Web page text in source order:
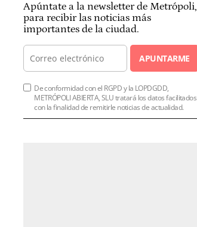
Apúntate a la newsletter de Metrópoli,
para recibir las noticias más
importantes de la ciudad.
APUNTARME
De conformidad con el RGPD y la LOPDGDD,
METRÓPOLI ABIERTA, SLU tratará los datos facilitados
con la finalidad de remitirle noticias de actualidad.